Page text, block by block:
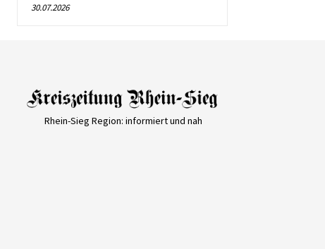
30.07.2026
Rhein-Sieg Region: informiert und nah